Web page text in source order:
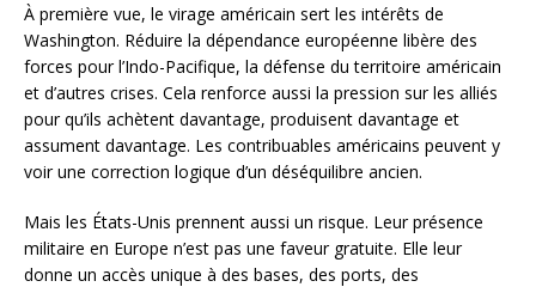
À première vue, le virage américain sert les intérêts de
Washington. Réduire la dépendance européenne libère des
forces pour l’Indo-Pacifique, la défense du territoire américain
et d’autres crises. Cela renforce aussi la pression sur les alliés
pour qu’ils achètent davantage, produisent davantage et
assument davantage. Les contribuables américains peuvent y
voir une correction logique d’un déséquilibre ancien.
Mais les États-Unis prennent aussi un risque. Leur présence
militaire en Europe n’est pas une faveur gratuite. Elle leur
donne un accès unique à des bases, des ports, des